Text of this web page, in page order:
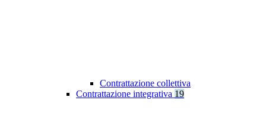
Contrattazione collettiva
Contrattazione integrativa 19